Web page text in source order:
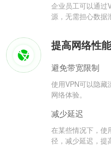
企业员工可以通过
源，无需担心数据
提高网络性能
避免带宽限制
使用VPN可以隐藏
网络体验。
减少延迟
在某些情况下，使
径，减少延迟，提